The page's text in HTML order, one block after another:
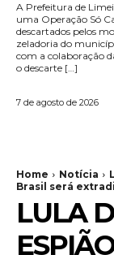
A Prefeitura de
uma Operação Só
descartados pelos
zeladoria do
com a colaboração
o descarte […]
7 de agosto de 2026